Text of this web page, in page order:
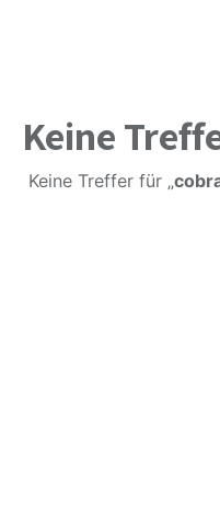
Keine
Keine Treffer für „